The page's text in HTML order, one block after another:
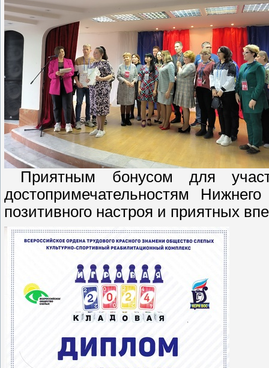
Приятным бонусом для
достопримечательностям
позитивного настроя и приятных